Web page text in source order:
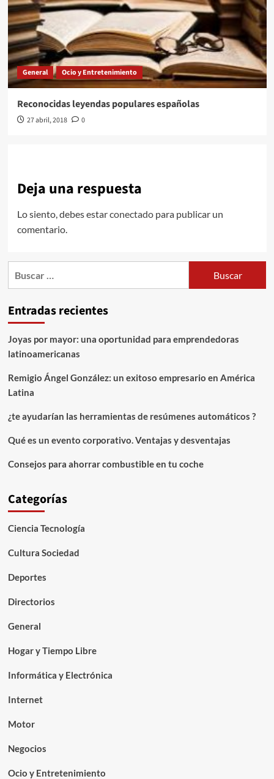
General Ocio y Entretenimiento
Reconocidas leyendas populares españolas
27 abril, 2018 0
Deja una respuesta
Lo siento, debes estarconectadopara publicar un
comentario.
Entradas recientes
Joyas por mayor: una oportunidad para emprendedoras
latinoamericanas
Remigio Ángel González: un exitoso empresario en América
Latina
¿te ayudarían las herramientas de resúmenes automáticos ?
Qué es un evento corporativo. Ventajas y desventajas
Consejos para ahorrar combustible en tu coche
Categorías
Ciencia Tecnología
Cultura Sociedad
Deportes
Directorios
General
Hogar y Tiempo Libre
Informática y Electrónica
Internet
Motor
Negocios
Ocio y Entretenimiento